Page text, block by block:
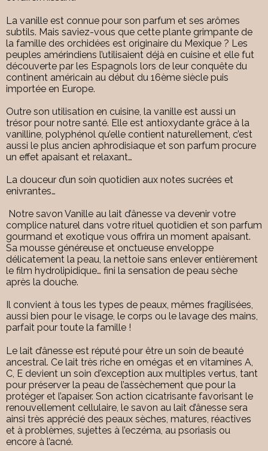
La vanille est connue pour son parfum et ses arômes
subtils. Mais saviez-vous que cette plante grimpante de
la famille des orchidées est originaire du Mexique ? Les
peuples amérindiens l’utilisaient déjà en cuisine et elle fut
découverte par les Espagnols lors de leur conquête du
continent américain au début du 16ème siècle puis
importée en Europe.
Outre son utilisation en cuisine, la vanille est aussi un
trésor pour notre santé. Elle est antioxydante grâce à la
vanilline, polyphénol qu’elle contient naturellement, c’est
aussi le plus ancien aphrodisiaque et son parfum procure
un effet apaisant et relaxant…
La douceur d’un soin quotidien aux notes sucrées et
enivrantes…
Notre savon Vanille au lait d’ânesse va devenir votre
complice naturel dans votre rituel quotidien et son parfum
gourmand et exotique vous offrira un moment apaisant.
Sa mousse généreuse et onctueuse enveloppe
délicatement la peau, la nettoie sans enlever entièrement
le film hydrolipidique… fini la sensation de peau sèche
après la douche.
Il convient à tous les types de peaux, mêmes fragilisées,
aussi bien pour le visage, le corps ou le lavage des mains,
parfait pour toute la famille !
Le lait d’ânesse est réputé pour être un soin de beauté
ancestral. Ce lait très riche en omégas et en vitamines A,
C, E devient un soin d'exception aux multiples vertus, tant
pour préserver la peau de l’assèchement que pour la
protéger et l’apaiser. Son action cicatrisante favorisant le
renouvellement cellulaire, le savon au lait d’ânesse sera
ainsi très apprécié des peaux sèches, matures, réactives
et à problèmes, sujettes à l’eczéma, au psoriasis ou
encore à l’acné.